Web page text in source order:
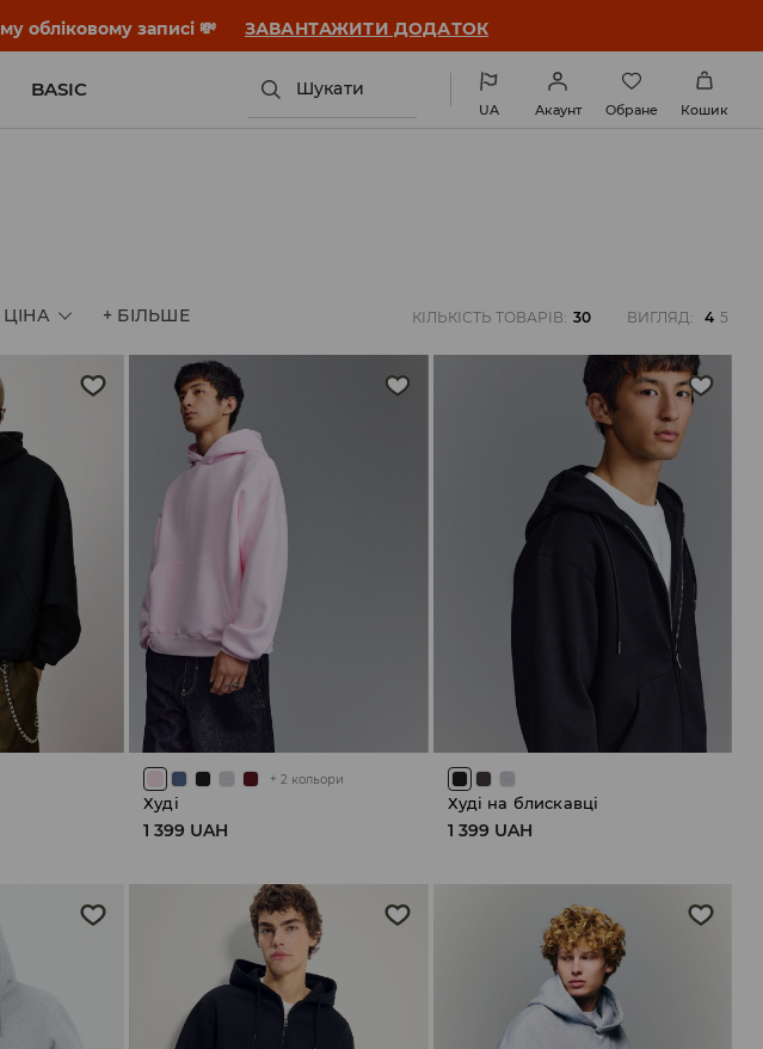
обліковому записі 💸 ЗАВАНТАЖИТИ ДОДАТОК
BASIC Шукати
UA Акаунт Обране Кошик
ЦІНА + БІЛЬШЕ КІЛЬКІСТЬ ТОВАРІВ: 30 ВИГЛЯД : 4 5
+2 кольори
Худі
1 399 UAH
Худі на блискавці
1 399 UAH